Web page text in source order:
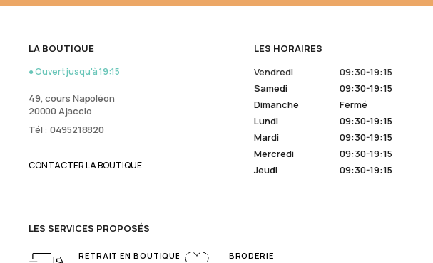
LA BOUTIQUE
● Ouvert jusqu'à 19:15
49, cours Napoléon
20000 Ajaccio
Tél : 0495218820
CONTACTER LA BOUTIQUE
LES HORAIRES
Vendredi
09:30-19:15
Samedi
09:30-19:15
Dimanche
Fermé
Lundi
09:30-19:15
Mardi
09:30-19:15
Mercredi
09:30-19:15
Jeudi
09:30-19:15
LES SERVICES PROPOSÉS
RETRAIT EN BOUTIQUE
BRODERIE